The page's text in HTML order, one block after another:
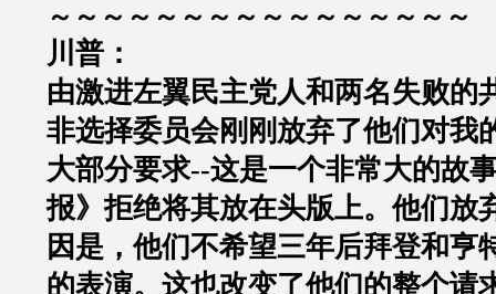
～～～～～～～～～～～～～～～～
川普：
由激进左翼民主党人和两名失败的
非选择委员会刚刚放弃了他们对我
大部分要求--这是一个非常大的故
报》拒绝将其放在头版上。他们放
因是，他们不希望三年后拜登和亨
的表演。这也改变了他们的整个请